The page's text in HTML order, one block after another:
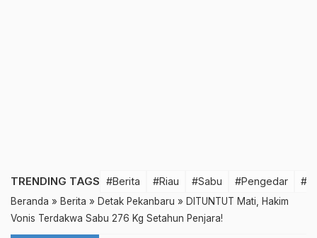
TRENDING TAGS #Berita #Riau #Sabu #Pengedar
Beranda » Berita » Detak Pekanbaru » DITUNTUT Mati, Hakim
Vonis Terdakwa Sabu 276 Kg Setahun Penjara!